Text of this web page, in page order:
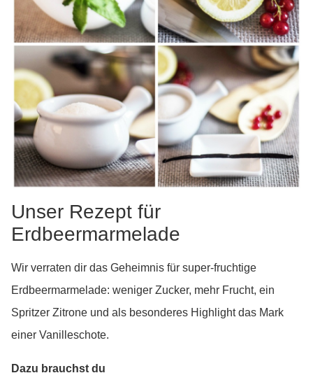
Unser Rezept für
Erdbeermarmelade
Wir verraten dir das Geheimnis für super-fruchtige
Erdbeermarmelade: weniger Zucker, mehr Frucht, ein
Spritzer Zitrone und als besonderes Highlight das Mark
einer Vanilleschote.
Dazu brauchst du